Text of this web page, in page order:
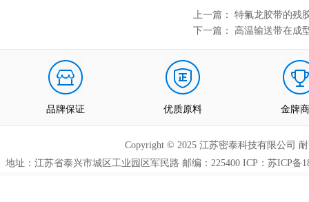
上一篇： 特氟龙胶带的残
下一篇： 高温输送带在成
品牌保证 优质原料 金牌
Copyright © 2025 江苏密泰科技有限公司
地址：江苏省泰兴市城区工业园区军民路 邮编：225400 ICP： 苏ICP备